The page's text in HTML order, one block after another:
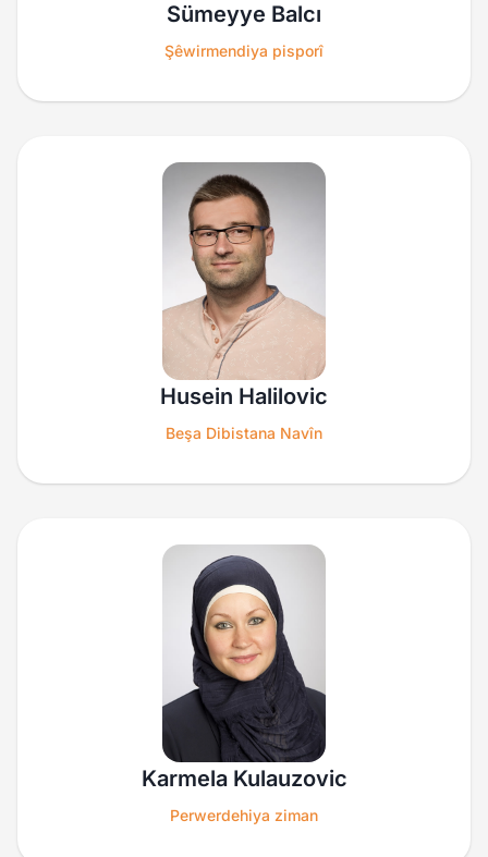
Sümeyye Balcı
Şêwirmendiya pisporî
Husein Halilovic
Beşa Dibistana Navîn
Karmela Kulauzovic
Perwerdehiya ziman